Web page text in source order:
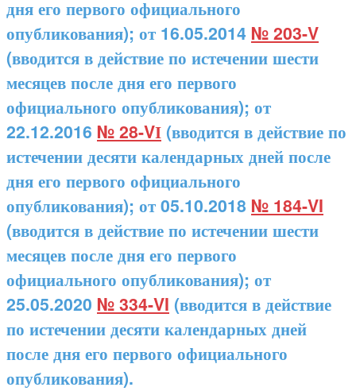
дня его первого официального
опубликования); от 16.05.2014 № 203-V
(вводится в действие по истечении шести
месяцев после дня его первого
официального опубликования); от
22.12.2016 № 28-VІ (вводится в действие по
истечении десяти календарных дней после
дня его первого официального
опубликования); от 05.10.2018 № 184-VI
(вводится в действие по истечении шести
месяцев после дня его первого
официального опубликования); от
25.05.2020 № 334-VI (вводится в действие
по истечении десяти календарных дней
после дня его первого официального
опубликования).